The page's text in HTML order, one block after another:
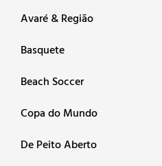
Avaré & Região
Basquete
Beach Soccer
Copa do Mundo
De Peito Aberto